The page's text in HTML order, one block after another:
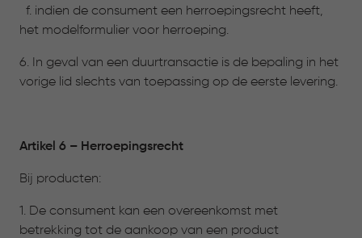
f. indien de consument een herroepingsrecht heeft,
het modelformulier voor herroeping.
6. In geval van een duurtransactie is de bepaling in het
vorige lid slechts van toepassing op de eerste levering.
Artikel 6 – Herroepingsrecht
Bij producten:
1. De consument kan een overeenkomst met
betrekking tot de aankoop van een product